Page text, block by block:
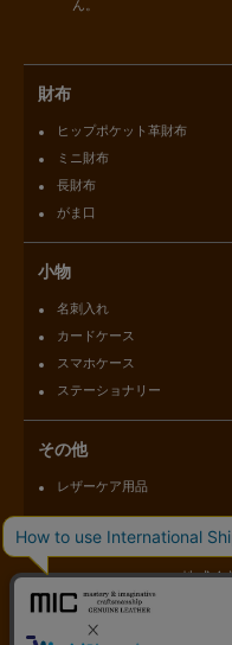
ん。
財布
ヒップポケット革財布
ミニ財布
長財布
がま口
小物
名刺入れ
カードケース
スマホケース
ステーショナリー
その他
レザーケア用品
株式会
〒110-0015